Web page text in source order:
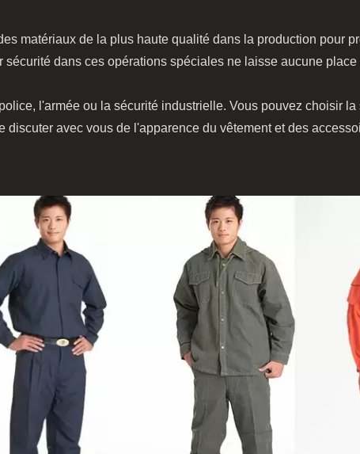
matériaux de la plus haute qualité dans la production pour
dans ces opérations spéciales ne laisse aucune place
l'armée ou la sécurité industrielle. Vous pouvez choisir
avec vous de l'apparence du vêtement et des